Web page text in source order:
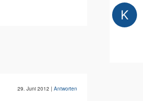
29. Juni 2012 | Antworten